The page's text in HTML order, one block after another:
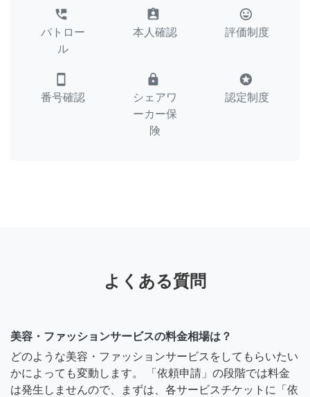
perm_phone_msg
パトロー
ル
assignment_ind
本人確認
tag_faces
評価制度
smartphone
番号確認
lock
シェアワ
ーカー保
険
stars
認定制度
よくある質問
美容・ファッションサービスの料金相場は？
どのような美容・ファッションサービスをしてもらいたい
かによっても変動します。 「依頼申請」の段階では料金
は発生しませんので、まずは、各サービスチケットに「依